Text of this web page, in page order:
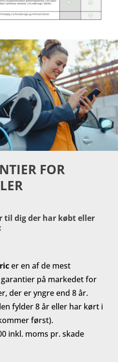
FOR
til dig der har købt eller
er en af de mest
på markedet for
der er yngre end 8 år.
fylder 8 år eller har kørt i
først).
inkl. moms pr. skade